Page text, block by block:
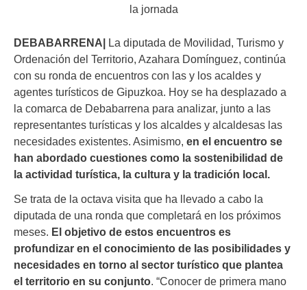
la jornada
DEBABARRENA| La diputada de Movilidad, Turismo y
Ordenación del Territorio, Azahara Domínguez, continúa
con su ronda de encuentros con las y los acaldes y
agentes turísticos de Gipuzkoa. Hoy se ha desplazado a
la comarca de Debabarrena para analizar, junto a las
representantes turísticas y los alcaldes y alcaldesas las
necesidades existentes. Asimismo, en el encuentro se
han abordado cuestiones como la sostenibilidad de
la actividad turística, la cultura y la tradición local.
Se trata de la octava visita que ha llevado a cabo la
diputada de una ronda que completará en los próximos
meses. El objetivo de estos encuentros es
profundizar en el conocimiento de las posibilidades y
necesidades en torno al sector turístico que plantea
el territorio en su conjunto. “Conocer de primera mano